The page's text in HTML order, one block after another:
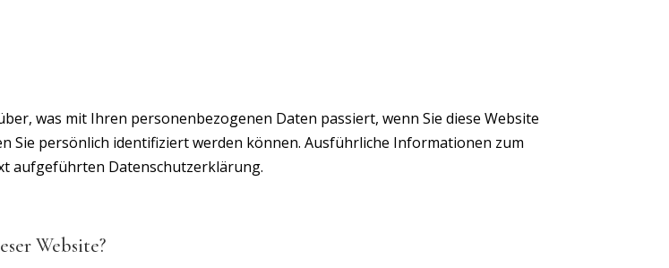
was mit Ihren personenbezogenen Daten passiert, wenn Sie diese Website
Sie persönlich identifiziert werden können. Ausführliche Informationen zum
aufgeführten Datenschutzerklärung.
Website?